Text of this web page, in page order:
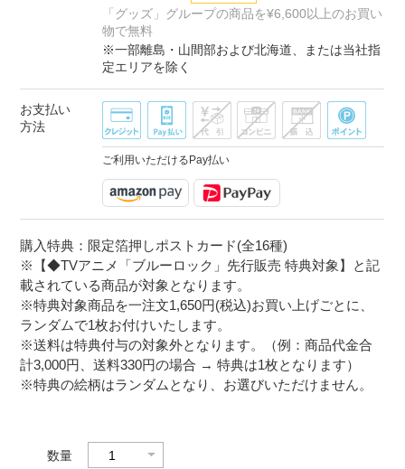
「グッズ」グループの商品を¥6,600以上のお買い
物で無料
※一部離島・山間部および北海道、または当社指
定エリアを除く
お支払い
方法
ご利用いただけるPay払い
購入特典：限定箔押しポストカード(全16種)
※【◆TVアニメ「ブルーロック」先行販売 特典対象】と記
載されている商品が対象となります。
※特典対象商品を一注文1,650円(税込)お買い上げごとに、
ランダムで1枚お付けいたします。
※送料は特典付与の対象外となります。（例：商品代金合
計3,000円、送料330円の場合 → 特典は1枚となります）
※特典の絵柄はランダムとなり、お選びいただけません。
数量